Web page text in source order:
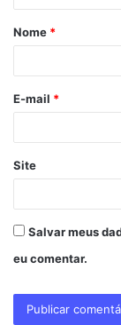
á
r
*
Nome *
E-mail *
Site
Salvar meus
eu comentar.